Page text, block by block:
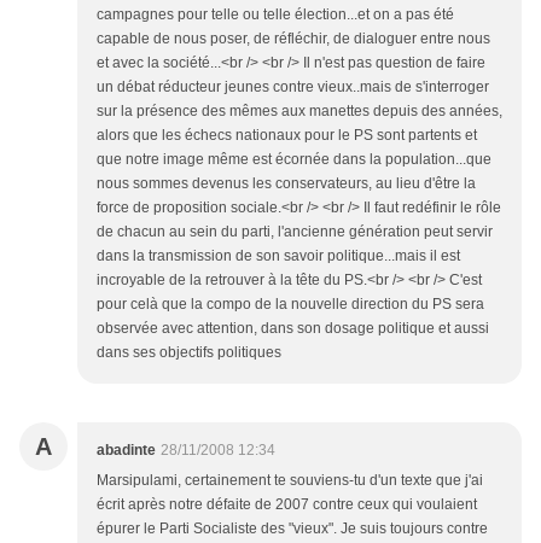
campagnes pour telle ou telle élection...et on a pas été
capable de nous poser, de réfléchir, de dialoguer entre nous
et avec la société...<br /> <br /> Il n'est pas question de faire
un débat réducteur jeunes contre vieux..mais de s'interroger
sur la présence des mêmes aux manettes depuis des années,
alors que les échecs nationaux pour le PS sont partents et
que notre image même est écornée dans la population...que
nous sommes devenus les conservateurs, au lieu d'être la
force de proposition sociale.<br /> <br /> Il faut redéfinir le rôle
de chacun au sein du parti, l'ancienne génération peut servir
dans la transmission de son savoir politique...mais il est
incroyable de la retrouver à la tête du PS.<br /> <br /> C'est
pour celà que la compo de la nouvelle direction du PS sera
observée avec attention, dans son dosage politique et aussi
dans ses objectifs politiques
A abadinte 28/11/2008 12:34
Marsipulami, certainement te souviens-tu d'un texte que j'ai
écrit après notre défaite de 2007 contre ceux qui voulaient
épurer le Parti Socialiste des "vieux". Je suis toujours contre